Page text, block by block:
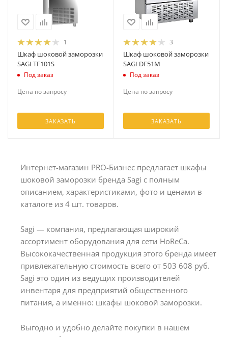
1
Шкаф шоковой заморозки
SAGI TF101S
Под заказ
Цена по запросу
ЗАКАЗАТЬ
3
Шкаф шоковой заморозки
SAGI DF51M
Под заказ
Цена по запросу
ЗАКАЗАТЬ
Интернет-магазин PRO-Бизнес предлагает шкафы
шоковой заморозки бренда Sagi с полным
описанием, характеристиками, фото и ценами в
каталоге из 4 шт. товаров.
Sagi — компания, предлагающая широкий
ассортимент оборудования для сети HoReCa.
Высококачественная продукция этого бренда имеет
привлекательную стоимость всего от 503 608 руб.
Sagi это один из ведущих производителей
инвентаря для предприятий общественного
питания, а именно: шкафы шоковой заморозки.
Выгодно и удобно делайте покупки в нашем